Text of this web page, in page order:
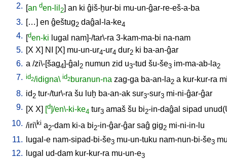
2. [an den-lil 2] an ki ĝiš-ḫur-bi mu-un-ĝar-re-eš-a-ba
3. […] en ĝeštug2 daĝal-la-ke4
4. [den-ki lugal nam]-/tar\-ra 3-kam-ma-bi na-nam
5. [X X] NI [X] mu-un-ur4-ur4 dur2 ki ba-an-ĝar
6. a /zi\-[šag4]-ĝal 2 numun zid u3-tud šu-še3 im-ma-ab-la2
7. id2/idigna\ id2buranun-na zag-ga ba-an-la2 a kur-kur-ra
8. id 2 tur-/tur\-ra šu luḫ ba-an-ak sur3-sur3 mi-ni-ĝar-ĝar
9. [X X] [d]/en\-ki-ke4 tur3 amaš šu bi2-in-daĝal sipad
10. /iri\ki a2-dam ki-a bi2-in-ĝar-ĝar saĝ gig2 mi-ni-in-lu
11.
lugal-e nam-sipad-bi-še3 mu-un-tuku nam-nun-bi-še3
12.
lugal ud-dam kur-kur-ra mu-un-e3